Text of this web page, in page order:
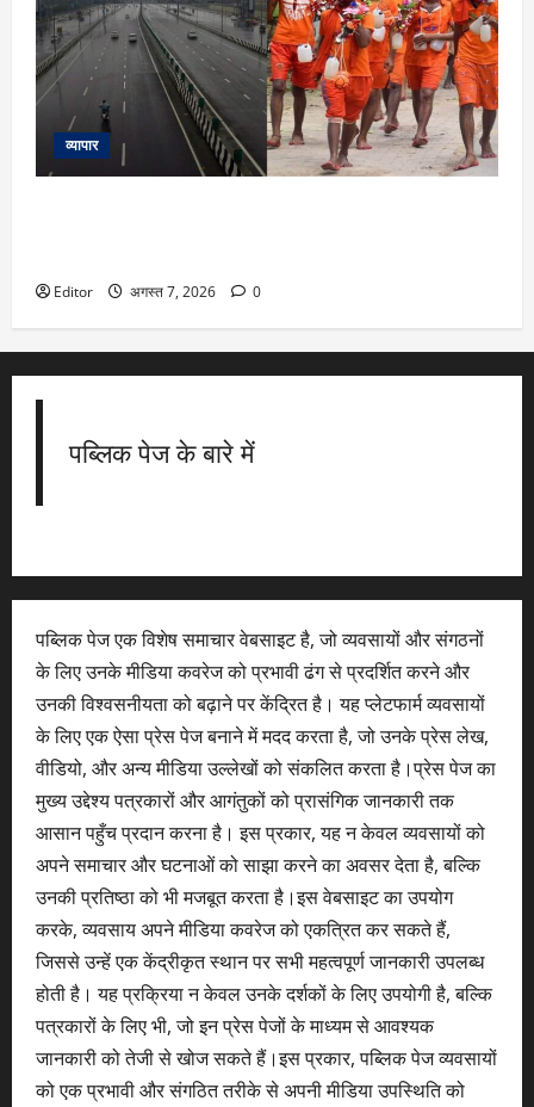
व्यापार
Editor अगस्त 7, 2026 0
पब्लिक पेज के बारे में
पब्लिक पेज एक विशेष समाचार वेबसाइट है, जो व्यवसायों और संगठनों
के लिए उनके मीडिया कवरेज को प्रभावी ढंग से प्रदर्शित करने और
उनकी विश्वसनीयता को बढ़ाने पर केंद्रित है। यह प्लेटफार्म व्यवसायों
के लिए एक ऐसा प्रेस पेज बनाने में मदद करता है, जो उनके प्रेस लेख,
वीडियो, और अन्य मीडिया उल्लेखों को संकलित करता है।प्रेस पेज का
मुख्य उद्देश्य पत्रकारों और आगंतुकों को प्रासंगिक जानकारी तक
आसान पहुँच प्रदान करना है। इस प्रकार, यह न केवल व्यवसायों को
अपने समाचार और घटनाओं को साझा करने का अवसर देता है, बल्कि
उनकी प्रतिष्ठा को भी मजबूत करता है।इस वेबसाइट का उपयोग
करके, व्यवसाय अपने मीडिया कवरेज को एकत्रित कर सकते हैं,
जिससे उन्हें एक केंद्रीकृत स्थान पर सभी महत्वपूर्ण जानकारी उपलब्ध
होती है। यह प्रक्रिया न केवल उनके दर्शकों के लिए उपयोगी है, बल्कि
पत्रकारों के लिए भी, जो इन प्रेस पेजों के माध्यम से आवश्यक
जानकारी को तेजी से खोज सकते हैं।इस प्रकार, पब्लिक पेज व्यवसायों
को एक प्रभावी और संगठित तरीके से अपनी मीडिया उपस्थिति को